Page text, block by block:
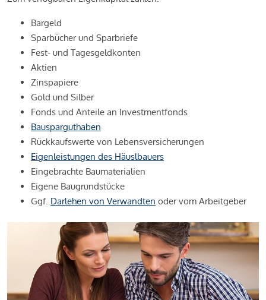
Bargeld
Sparbücher und Sparbriefe
Fest- und Tagesgeldkonten
Aktien
Zinspapiere
Gold und Silber
Fonds und Anteile an Investmentfonds
Bausparguthaben
Rückkaufswerte von Lebensversicherungen
Eigenleistungen des Häuslbauers
Eingebrachte Baumaterialien
Eigene Baugrundstücke
Ggf. Darlehen von Verwandten oder vom Arbeitgeber